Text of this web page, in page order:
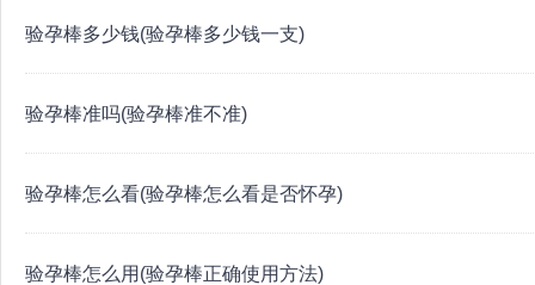
验孕棒多少钱(验孕棒多少钱一支)
验孕棒准吗(验孕棒准不准)
验孕棒怎么看(验孕棒怎么看是否怀孕)
验孕棒怎么用(验孕棒正确使用方法)